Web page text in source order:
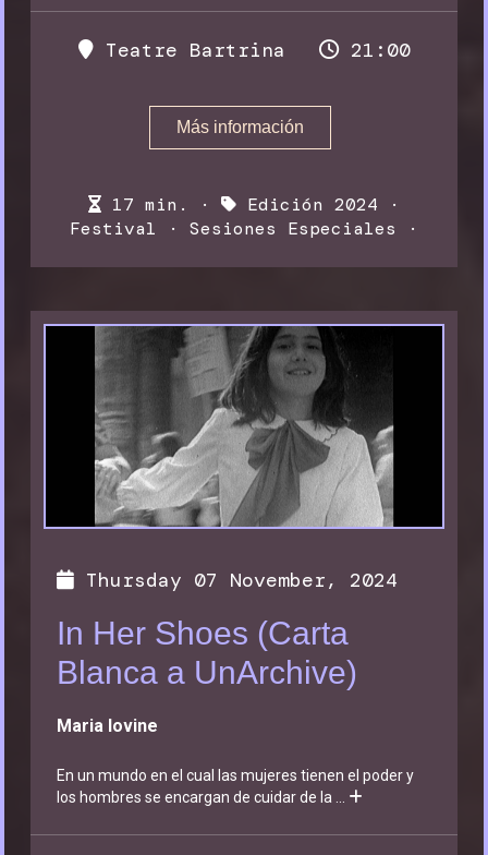
Teatre Bartrina 21:00
Más información
17 min. · Edición 2024 ·
Festival · Sesiones Especiales ·
Thursday 07 November, 2024
In Her Shoes (Carta
Blanca a UnArchive)
Maria Iovine
En un mundo en el cual las mujeres tienen el poder y
los hombres se encargan de cuidar de la